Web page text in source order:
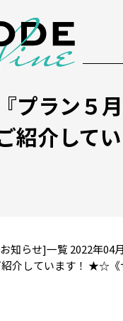
プラン５
紹介してい
知らせ]一覧 2022年04
紹介しています！ ★☆